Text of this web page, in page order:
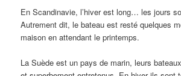
En Scandinavie, l’hiver est long… les jours
Autrement dit, le bateau est resté quelques
maison en attendant le printemps.
La Suède est un pays de marin, leurs